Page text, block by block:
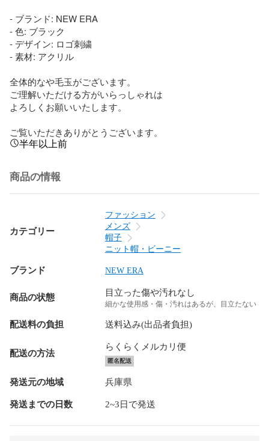
- ブランド: NEW ERA
- 色: ブラック
- デザイン: ロゴ刺繍
- 素材: アクリル
全体的なや毛玉がございます。
ご理解いただける方がいらっしゃれは
よろしくお願いいたします。
ご覧いただきありがとうございます。
半年以上前
商品の情報
カテゴリー
ファッション
メンズ
帽子
ニット帽・ビーニー
ブランド NEW ERA
商品の状態 目立った傷や汚れなし
細かな使用感・傷・汚れはあるが、目立たない
配送料の負担 送料込み(出品者負担)
配送の方法
らくらくメルカリ便
匿名配送
発送元の地域 兵庫県
発送までの日数 2~3日で発送